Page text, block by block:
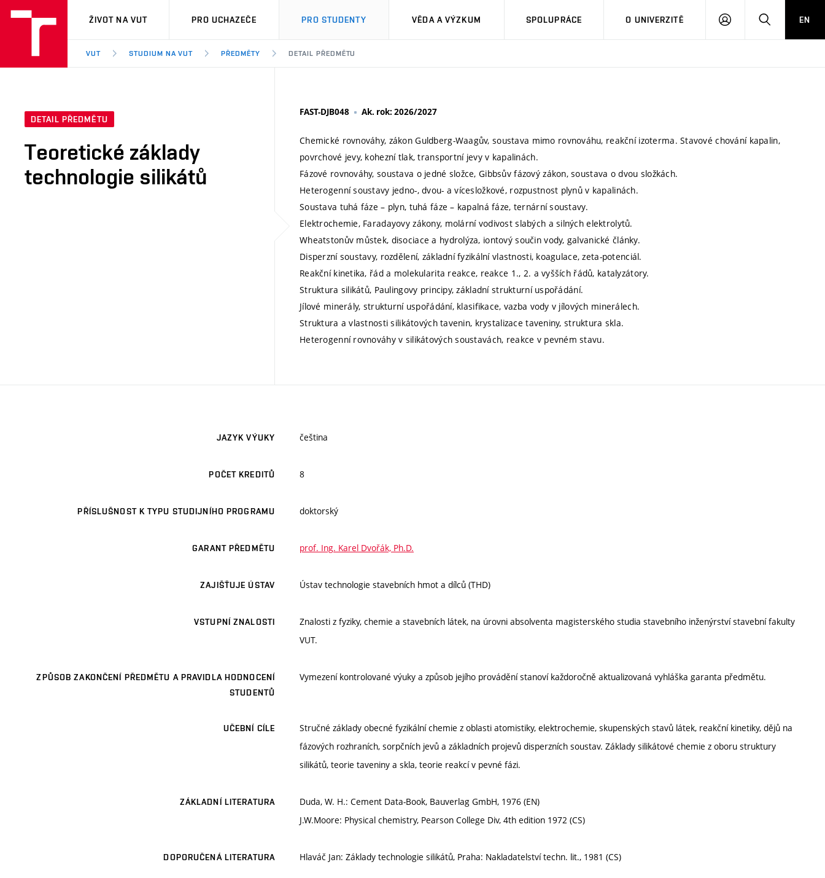
VUT
ŽIVOT NA VUT PRO UCHAZEČE PRO STUDENTY VĚDA A VÝZKUM SPOLUPRÁCE O UNIVERZITĚ
PŘIHLÁSIT HLEDATEN
VUT STUDIUM NA VUT PŘEDMĚTY DETAIL PŘEDMĚTU
DETAIL PŘEDMĚTU
Teoretické základy
technologie silikátů
FAST-DJB048 Ak. rok: 2026/2027
Chemické rovnováhy, zákon Guldberg-Waagův, soustava mimo rovnováhu, reakční izoterma. Stavové chování kapalin,
povrchové jevy, kohezní tlak, transportní jevy v kapalinách.
Fázové rovnováhy, soustava o jedné složce, Gibbsův fázový zákon, soustava o dvou složkách.
Heterogenní soustavy jedno-, dvou- a vícesložkové, rozpustnost plynů v kapalinách.
Soustava tuhá fáze – plyn, tuhá fáze – kapalná fáze, ternární soustavy.
Elektrochemie, Faradayovy zákony, molární vodivost slabých a silných elektrolytů.
Wheatstonův můstek, disociace a hydrolýza, iontový součin vody, galvanické články.
Disperzní soustavy, rozdělení, základní fyzikální vlastnosti, koagulace, zeta-potenciál.
Reakční kinetika, řád a molekularita reakce, reakce 1., 2. a vyšších řádů, katalyzátory.
Struktura silikátů, Paulingovy principy, základní strukturní uspořádání.
Jílové minerály, strukturní uspořádání, klasifikace, vazba vody v jílových minerálech.
Struktura a vlastnosti silikátových tavenin, krystalizace taveniny, struktura skla.
Heterogenní rovnováhy v silikátových soustavách, reakce v pevném stavu.
JAZYK VÝUKY čeština
POČET KREDITŮ 8
PŘÍSLUŠNOST K TYPU STUDIJNÍHO PROGRAMU doktorský
GARANT PŘEDMĚTU prof. Ing. Karel Dvořák, Ph.D.
ZAJIŠŤUJE ÚSTAV Ústav technologie stavebních hmot a dílců (THD)
VSTUPNÍ ZNALOSTI
Znalosti z fyziky, chemie a stavebních látek, na úrovni absolventa magisterského studia stavebního inženýrství stavební fakulty
VUT.
ZPŮSOB ZAKONČENÍ PŘEDMĚTU A PRAVIDLA HODNOCENÍ
STUDENTŮ
Vymezení kontrolované výuky a způsob jejího provádění stanoví každoročně aktualizovaná vyhláška garanta předmětu.
UČEBNÍ CÍLE
Stručné základy obecné fyzikální chemie z oblasti atomistiky, elektrochemie, skupenských stavů látek, reakční kinetiky, dějů na
fázových rozhraních, sorpčních jevů a základních projevů disperzních soustav. Základy silikátové chemie z oboru struktury
silikátů, teorie taveniny a skla, teorie reakcí v pevné fázi.
ZÁKLADNÍ LITERATURA
Duda, W. H.: Cement Data-Book, Bauverlag GmbH, 1976 (EN)
J.W.Moore: Physical chemistry, Pearson College Div, 4th edition 1972 (CS)
DOPORUČENÁ LITERATURA Hlaváč Jan: Základy technologie silikátů, Praha: Nakladatelství techn. lit., 1981 (CS)